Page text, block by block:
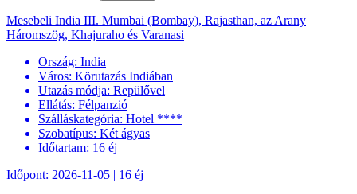
Mesebeli India III. Mumbai (Bombay), Rajasthan, az Arany
Háromszög, Khajuraho és Varanasi
Ország: India
Város: Körutazás Indiában
Utazás módja: Repülővel
Ellátás: Félpanzió
Szálláskategória: Hotel ****
Szobatípus: Két ágyas
Időtartam: 16 éj
Időpont: 2026-11-05 | 16 éj